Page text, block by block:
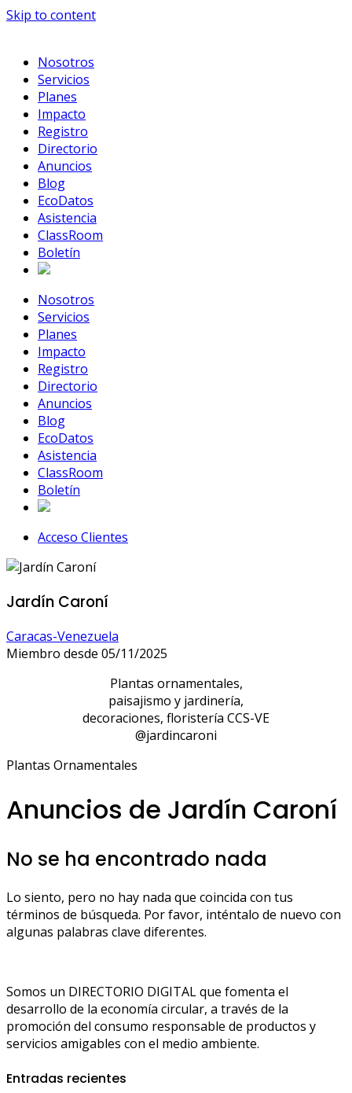
Skip to content
Nosotros
Servicios
Planes
Impacto
Registro
Directorio
Anuncios
Blog
EcoDatos
Asistencia
ClassRoom
Boletín
Nosotros
Servicios
Planes
Impacto
Registro
Directorio
Anuncios
Blog
EcoDatos
Asistencia
ClassRoom
Boletín
Acceso Clientes
Jardín Caroní
Caracas-Venezuela
Miembro desde 05/11/2025
Plantas ornamentales,
paisajismo y jardinería,
decoraciones, floristería CCS-VE
@jardincaroni
Plantas Ornamentales
Anuncios de Jardín Caroní
No se ha encontrado nada
Lo siento, pero no hay nada que coincida con tus
términos de búsqueda. Por favor, inténtalo de nuevo con
algunas palabras clave diferentes.
Somos un DIRECTORIO DIGITAL que fomenta el
desarrollo de la economía circular, a través de la
promoción del consumo responsable de productos y
servicios amigables con el medio ambiente.
Entradas recientes